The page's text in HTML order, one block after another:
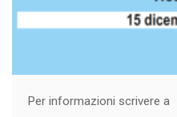
Per informazioni scrivere a